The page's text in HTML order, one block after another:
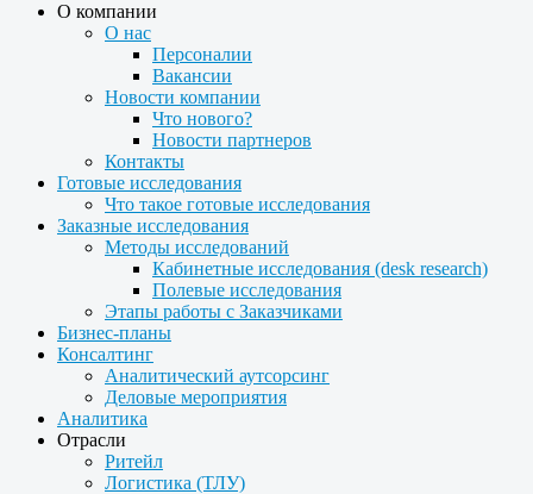
О компании
О нас
Персоналии
Вакансии
Новости компании
Что нового?
Новости партнеров
Контакты
Готовые исследования
Что такое готовые исследования
Заказные исследования
Методы исследований
Кабинетные исследования (desk research)
Полевые исследования
Этапы работы с Заказчиками
Бизнес-планы
Консалтинг
Аналитический аутсорсинг
Деловые мероприятия
Аналитика
Отрасли
Ритейл
Логистика (ТЛУ)